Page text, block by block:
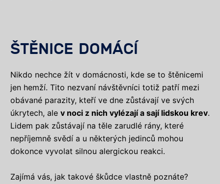
ŠTĚNICE DOMÁCÍ
Nikdo nechce žít v domácnosti, kde se to štěnicemi
jen hemží. Tito nezvaní návštěvníci totiž patří mezi
obávané parazity, kteří ve dne zůstávají ve svých
úkrytech, ale v noci z nich vylézají a sají lidskou krev.
Lidem pak zůstávají na těle zarudlé rány, které
nepříjemně svědí a u některých jedinců mohou
dokonce vyvolat silnou alergickou reakci.
Zajímá vás, jak takové škůdce vlastně poznáte?